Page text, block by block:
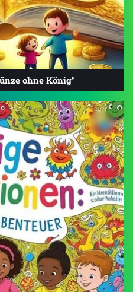
ohne König"